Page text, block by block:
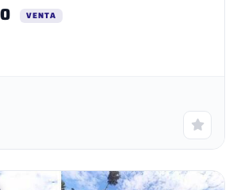
del Santuario de CatequillaFrente al
su crédito
INMOBILIARIAS LICENCIA
VENTA